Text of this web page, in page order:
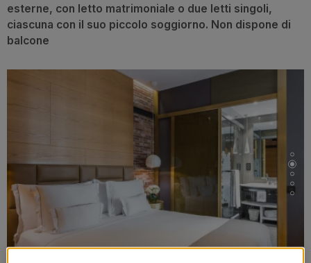
esterne, con letto matrimoniale o due letti singoli,
ciascuna con il suo piccolo soggiorno. Non dispone di
balcone